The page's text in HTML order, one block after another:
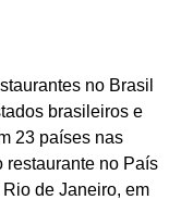
no Brasil
brasileiros e
23 países nas
restaurante no País
de Janeiro, em